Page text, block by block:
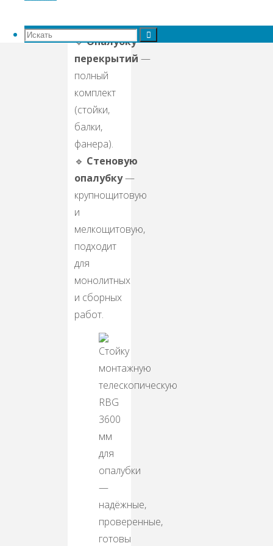
Искать: Искать
в аренду:
🔹Опалубку
перекрытий —
полный
комплект
(стойки,
балки,
фанера).
🔹 Стеновую
опалубку—
крупнощитовую
и
мелкощитовую,
подходит
для
монолитных
и сборных
работ.